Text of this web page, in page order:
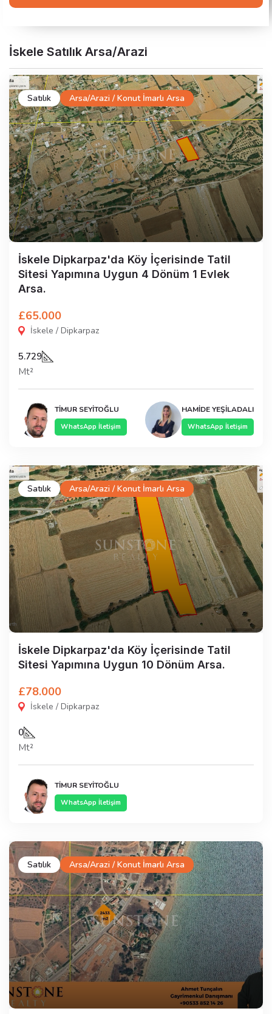
İskele Satılık Arsa/Arazi
Satılık Arsa/Arazi / Konut İmarlı Arsa
İskele Dipkarpaz'da Köy İçerisinde Tatil
Sitesi Yapımına Uygun 4 Dönüm 1 Evlek
Arsa.
£65.000
İskele / Dipkarpaz
5.729
Mt²
TİMUR SEYİTOĞLU
WhatsApp İletişim
HAMİDE YEŞİLADALI
WhatsApp İletişim
Satılık Arsa/Arazi / Konut İmarlı Arsa
İskele Dipkarpaz'da Köy İçerisinde Tatil
Sitesi Yapımına Uygun 10 Dönüm Arsa.
£78.000
İskele / Dipkarpaz
0
Mt²
TİMUR SEYİTOĞLU
WhatsApp İletişim
Satılık Arsa/Arazi / Konut İmarlı Arsa